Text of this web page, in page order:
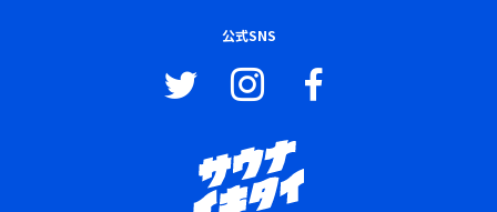
公式SNS